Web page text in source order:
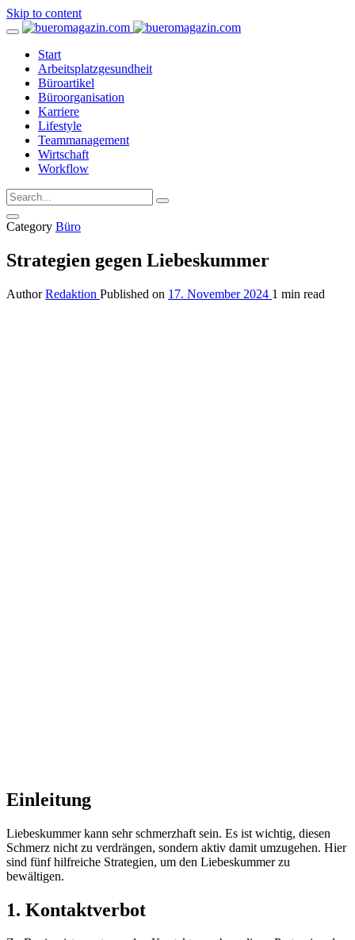
Skip to content
Start
Arbeitsplatzgesundheit
Büroartikel
Büroorganisation
Karriere
Lifestyle
Teammanagement
Wirtschaft
Workflow
Category Büro
Strategien gegen Liebeskummer
Author Redaktion Published on 17. November 2024 1 min read
Einleitung
Liebeskummer kann sehr schmerzhaft sein. Es ist wichtig, diesen
Schmerz nicht zu verdrängen, sondern aktiv damit umzugehen. Hier
sind fünf hilfreiche Strategien, um den Liebeskummer zu
bewältigen.
1. Kontaktverbot